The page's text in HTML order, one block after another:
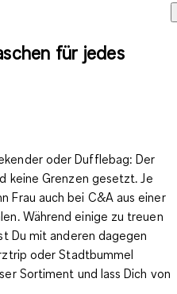
für jedes
oder Dufflebag: Der
keine Grenzen gesetzt. Je
Frau auch bei C&A aus einer
Während einige zu treuen
Du mit anderen dagegen
oder Stadtbummel
Sortiment und lass Dich von